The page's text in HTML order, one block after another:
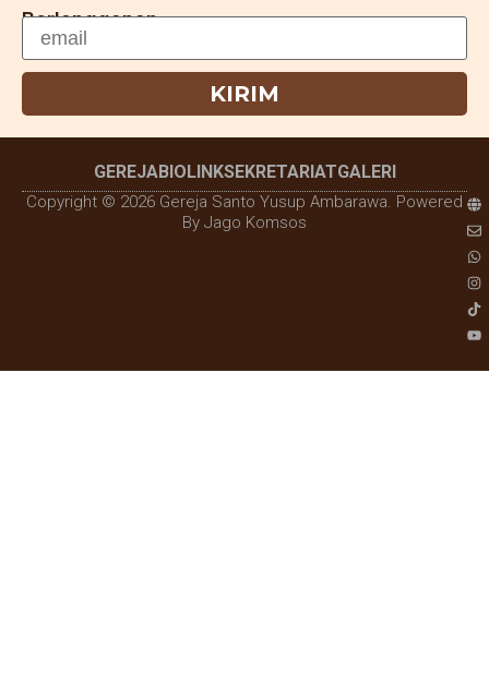
Berlangganan
KIRIM
GEREJABIOLINKSEKRETARIATGALERI
Copyright © 2026 Gereja Santo Yusup Ambarawa. Powered
By Jago Komsos